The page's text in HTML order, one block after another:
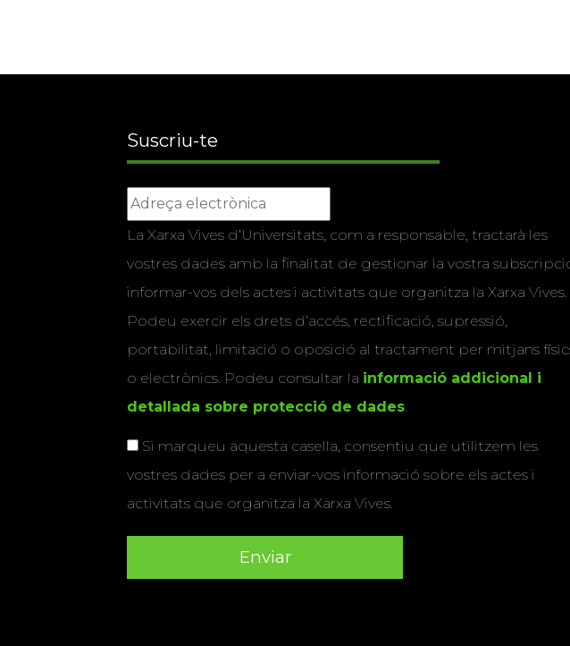
Suscriu-te
La Xarxa Vives d’Universitats, com a responsable, tractarà les
vostres dades amb la finalitat de gestionar la vostra
informar-vos dels actes i activitats que organitza la Xarxa Vives.
Podeu exercir els drets d’accés, rectificació, supressió,
portabilitat, limitació o oposició al tractament per mitjans
o electrònics. Podeu consultar la informació addicional i
detallada sobre protecció de dades
Si marqueu aquesta casella, consentiu que utilitzem les
vostres dades per a enviar-vos informació sobre els actes i
activitats que organitza la Xarxa Vives.